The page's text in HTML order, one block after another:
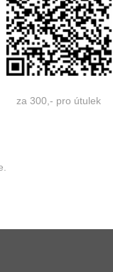
za 300,- pro útulek